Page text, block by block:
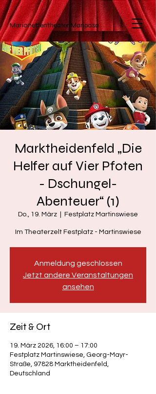
Marionettentheater Mariposa
Marktheidenfeld „Die
Helfer auf Vier Pfoten
- Dschungel-
Abenteuer“ (1)
Do., 19. März Festplatz Martinswiese
Im Theaterzelt Festplatz - Martinswiese
Anmeldung geschlossen
Jetzt andere Veranstaltungen
ansehen
Zeit & Ort
19. März 2026, 16:00 – 17:00
Festplatz Martinswiese, Georg-Mayr-
Straße, 97828 Marktheidenfeld,
Deutschland